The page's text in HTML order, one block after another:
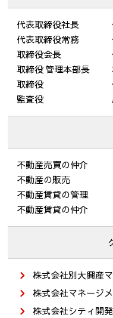
代表取締役社長
代表取締役常務
取締役会長
取締役 管理本部長
取締役
監査役
不動産売買の仲介
不動産の販売
不動産賃貸の管理
不動産賃貸の仲介
株式会社別大興産
株式会社マネージ
株式会社シティ開発